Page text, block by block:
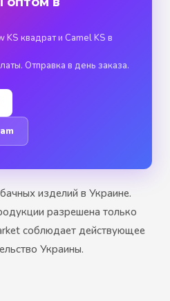
квадрат и Camel KS в
Отправка в день заказа.
изделий в Украине.
разрешена только
соблюдает действующее
Украины.